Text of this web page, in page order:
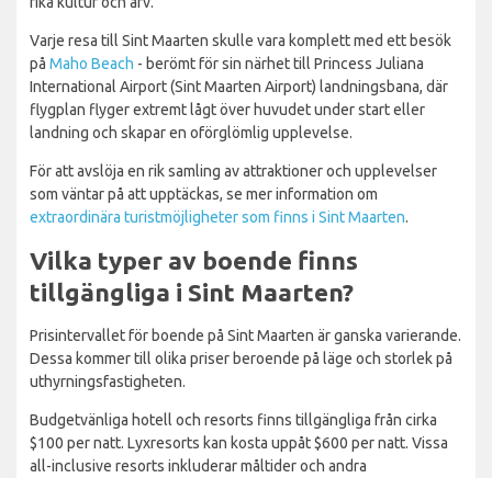
Varje resa till Sint Maarten skulle vara komplett med ett besök
på Maho Beach - berömt för sin närhet till Princess Juliana
International Airport (Sint Maarten Airport) landningsbana, där
flygplan flyger extremt lågt över huvudet under start eller
landning och skapar en oförglömlig upplevelse.
För att avslöja en rik samling av attraktioner och upplevelser
som väntar på att upptäckas, se mer information om
extraordinära turistmöjligheter som finns i Sint Maarten.
Vilka typer av boende finns
tillgängliga i Sint Maarten?
Prisintervallet för boende på Sint Maarten är ganska varierande.
Dessa kommer till olika priser beroende på läge och storlek på
uthyrningsfastigheten.
Budgetvänliga hotell och resorts finns tillgängliga från cirka
$100 per natt. Lyxresorts kan kosta uppåt $600 per natt. Vissa
all-inclusive resorts inkluderar måltider och andra